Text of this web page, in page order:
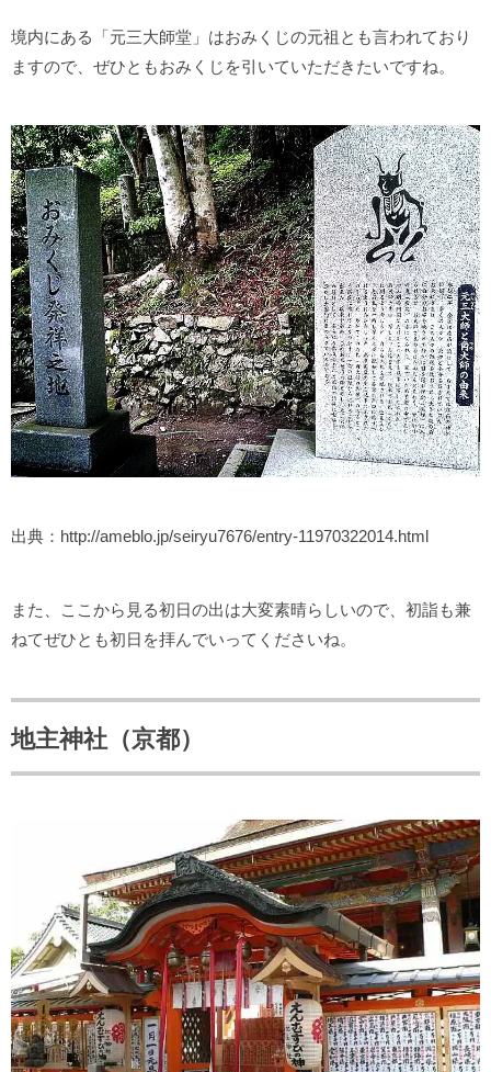
境内にある「元三大師堂」はおみくじの元祖とも言われており
ますので、ぜひともおみくじを引いていただきたいですね。
出典：http://ameblo.jp/seiryu7676/entry-11970322014.html
また、ここから見る初日の出は大変素晴らしいので、初詣も兼
ねてぜひとも初日を拝んでいってくださいね。
地主神社（京都）